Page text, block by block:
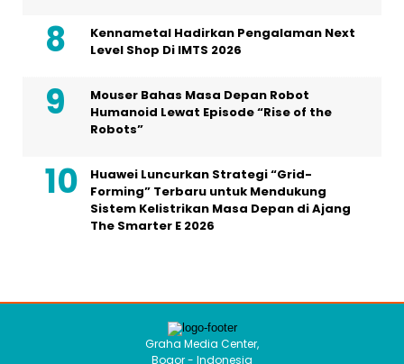
Kennametal Hadirkan Pengalaman Next
Level Shop Di IMTS 2026
Mouser Bahas Masa Depan Robot
Humanoid Lewat Episode “Rise of the
Robots”
Huawei Luncurkan Strategi “Grid-
Forming” Terbaru untuk Mendukung
Sistem Kelistrikan Masa Depan di Ajang
The Smarter E 2026
Graha Media Center,
Bogor - Indonesia